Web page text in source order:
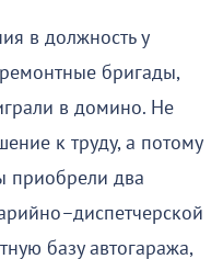
в должность у
бригады,
в домино. Не
к труду, а потому
приобрели два
базу автогаража,